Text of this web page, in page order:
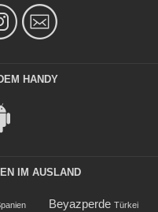
HANDY
IM AUSLAND
Beyazperde Türkei